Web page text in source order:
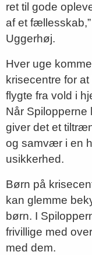
ret til gode
af et
Uggerhøj.
Hver uge
krisecentre for
flygte fra vold i
Når Spilopperne
giver det et
og samvær i en
usikkerhed.
Børn på
kan glemme
børn. I
frivillige med
med dem.